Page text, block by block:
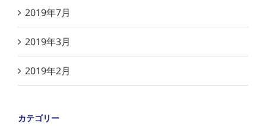
2019年7月
2019年3月
2019年2月
カテゴリー